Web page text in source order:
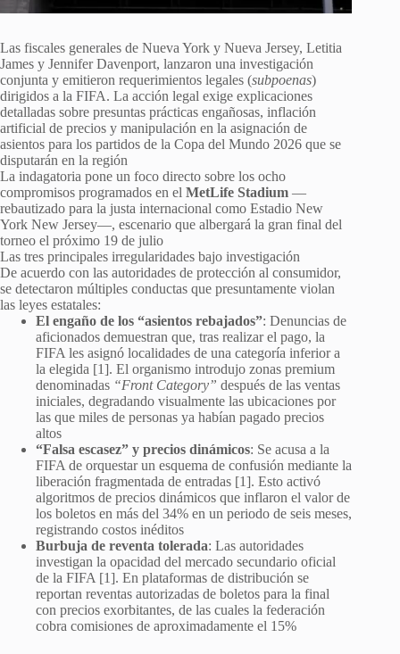
Las fiscales generales de Nueva York y Nueva Jersey, Letitia
James y Jennifer Davenport, lanzaron una investigación
conjunta y emitieron requerimientos legales (subpoenas)
dirigidos a la FIFA. La acción legal exige explicaciones
detalladas sobre presuntas prácticas engañosas, inflación
artificial de precios y manipulación en la asignación de
asientos para los partidos de la Copa del Mundo 2026 que se
disputarán en la región
La indagatoria pone un foco directo sobre los ocho
compromisos programados en el MetLife Stadium —
rebautizado para la justa internacional como Estadio New
York New Jersey—, escenario que albergará la gran final del
torneo el próximo 19 de julio
Las tres principales irregularidades bajo investigación
De acuerdo con las autoridades de protección al consumidor,
se detectaron múltiples conductas que presuntamente violan
las leyes estatales:
El engaño de los “asientos rebajados”: Denuncias de
aficionados demuestran que, tras realizar el pago, la
FIFA les asignó localidades de una categoría inferior a
la elegida [1]. El organismo introdujo zonas premium
denominadas “Front Category” después de las ventas
iniciales, degradando visualmente las ubicaciones por
las que miles de personas ya habían pagado precios
altos
“Falsa escasez” y precios dinámicos: Se acusa a la
FIFA de orquestar un esquema de confusión mediante la
liberación fragmentada de entradas [1]. Esto activó
algoritmos de precios dinámicos que inflaron el valor de
los boletos en más del 34% en un periodo de seis meses,
registrando costos inéditos
Burbuja de reventa tolerada: Las autoridades
investigan la opacidad del mercado secundario oficial
de la FIFA [1]. En plataformas de distribución se
reportan reventas autorizadas de boletos para la final
con precios exorbitantes, de las cuales la federación
cobra comisiones de aproximadamente el 15%